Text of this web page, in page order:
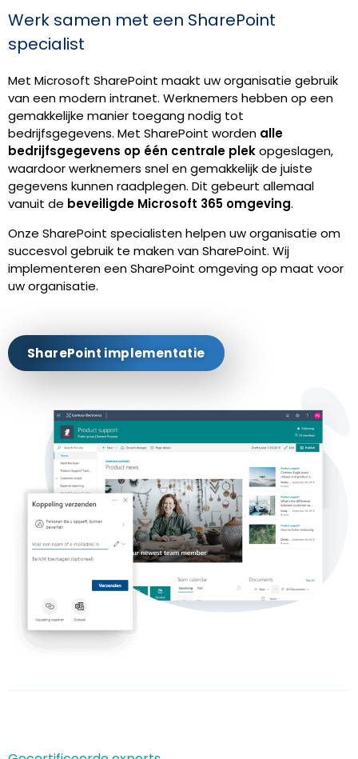
Werk samen met een SharePoint
specialist
Met Microsoft SharePoint maakt uw organisatie gebruik
van een modern intranet. Werknemers hebben op een
gemakkelijke manier toegang nodig tot
bedrijfsgegevens. Met SharePoint worden alle
bedrijfsgegevens op één centrale plekopgeslagen,
waardoor werknemers snel en gemakkelijk de juiste
gegevens kunnen raadplegen. Dit gebeurt allemaal
vanuit de beveiligde Microsoft 365 omgeving.
Onze SharePoint specialisten helpen uw organisatie om
succesvol gebruik te maken van SharePoint. Wij
implementeren een SharePoint omgeving op maat voor
uw organisatie.
SharePoint implementatie